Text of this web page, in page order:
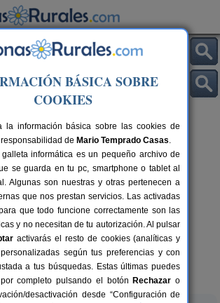
cerca de Loma Somera
33+1 pers.
desde24 €
Casa Rural Campoo
Naveda (Cantabria)
BÁSICA SOBRE
COOKIES
la información básica sobre las cookies de
de Mario Temprado Casas.
informática es un pequeño archivo de
se guarda en tu pc, smartphone o tablet al
Algunas son nuestras y otras pertenecen a
que nos prestan servicios. Las activadas
que todo funcione correctamente son las
y no necesitan de tu autorización. Al pulsar
activarás el resto de cookies (analíticas y
según tus preferencias y con
a tus búsquedas. Estas últimas puedes
completo pulsando el botón Rechazar o
desactivación desde “Configuración de